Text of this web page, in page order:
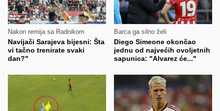
Nakon remija sa Radnikom
Navijači Sarajeva bijesni: Šta
vi tačno trenirate svaki
dan?"
Barca ga silno želi
Diego Simeone okončao
jednu od najvećih ovoljetnih
sapunica: "Alvarez će..."